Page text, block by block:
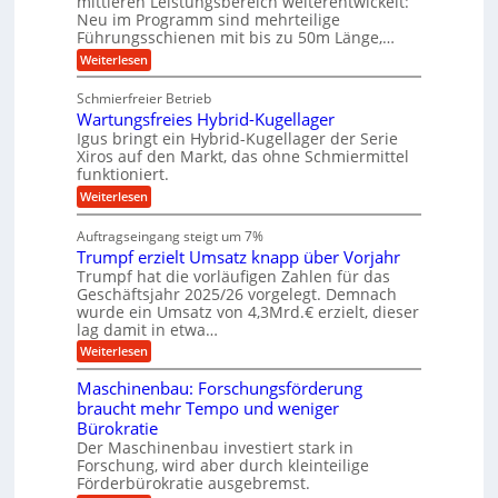
g
e
b
u
n
g
e
n
e
H
u
b
b
w
e
g
u
n
g
e
n
o
t
i
v
e
n
d
M
a
s
c
h
i
e
n
b
a
u
r
W
e
r
k
z
e
u
g
k
r
e
i
s
a
u
f
Neu im Programm sind mehrteilige
Führungsschienen mit bis zu 50m Länge,…
Weiterlesen:
K
g
e
l
s
c
h
i
e
e
n
f
ü
h
r
u
n
g
e
n
B
S
C
L
w
e
Schmierfreier Betrieb
Wartungsfreies Hybrid-Kugellager
Igus bringt ein Hybrid-Kugellager der Serie
Xiros auf den Markt, das ohne Schmiermittel
funktioniert.
Weiterlesen:
W
r
t
u
n
g
s
r
e
e
s
H
y
b
r
i
Auftragseingang steigt um 7%
Trumpf erzielt Umsatz knapp über Vorjahr
Trumpf hat die vorläufigen Zahlen für das
Geschäftsjahr 2025/26 vorgelegt. Demnach
wurde ein Umsatz von 4,3Mrd.€ erzielt, dieser
lag damit in etwa…
Weiterlesen:
T
u
m
p
f
e
r
z
Maschinenbau: Forschungsförderung
braucht mehr Tempo und weniger
Bürokratie
Der Maschinenbau investiert stark in
Forschung, wird aber durch kleinteilige
Förderbürokratie ausgebremst.